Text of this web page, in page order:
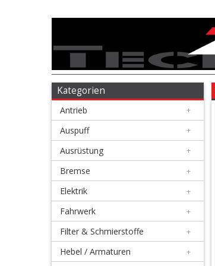
Antrieb
Auspuff
Ausrüstung
Bremse
Elektrik
Fahrwerk
Kategorien
Antrieb +
Auspuff +
Ausrüstung +
Bremse +
Elektrik +
Fahrwerk +
Filter & Schmierstoffe +
Hebel / Armaturen +